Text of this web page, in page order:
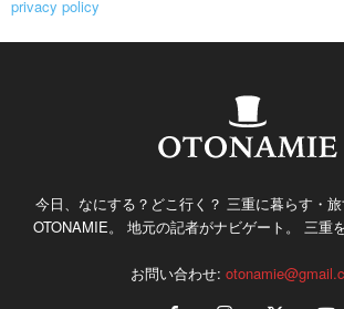
privacy policy
今日、なにする？どこ行く？ 三重に暮らす・
OTONAMIE。 地元の記者がナビゲート。 三重
お問い合わせ: